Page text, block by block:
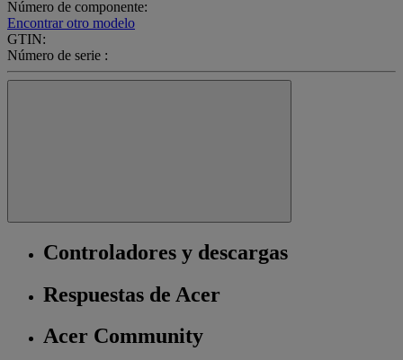
Número de componente:
Encontrar otro modelo
GTIN:
Número de serie :
Controladores y descargas
Respuestas de Acer
Acer Community